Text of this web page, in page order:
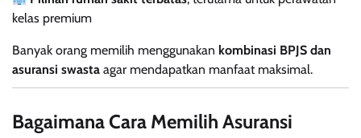
kelas premium
Banyak orang memilih menggunakan kombinasi BPJS dan
asuransi swasta agar mendapatkan manfaat maksimal.
Bagaimana Cara Memilih Asuransi